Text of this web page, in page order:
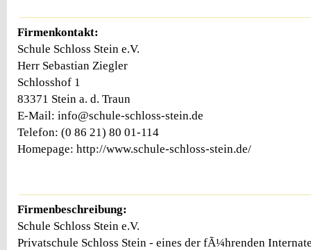
Firmenkontakt:
Schule Schloss Stein e.V.
Herr Sebastian Ziegler
Schlosshof 1
83371 Stein a. d. Traun
E-Mail: info@schule-schloss-stein.de
Telefon: (0 86 21) 80 01-114
Homepage: http://www.schule-schloss-stein.de/
Firmenbeschreibung:
Schule Schloss Stein e.V.
Privatschule Schloss Stein - eines der fÃ¼hrenden